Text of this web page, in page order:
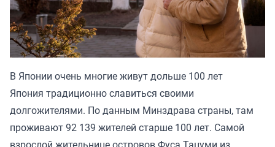
В Японии очень многие живут дольше 100 лет
Япония традиционно славиться своими
долгожителями. По данным Минздрава страны, там
проживают 92 139 жителей старше 100 лет. Самой